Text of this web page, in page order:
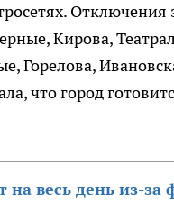
Кирова,
Горелова,
что город
весь день из-за